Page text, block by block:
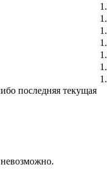
последняя текущая